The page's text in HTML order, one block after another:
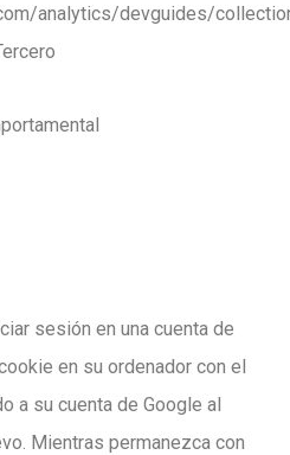
analytics/devguides/
sesión en una cuenta de
en su ordenador con el
a su cuenta de Google al
Mientras permanezca con